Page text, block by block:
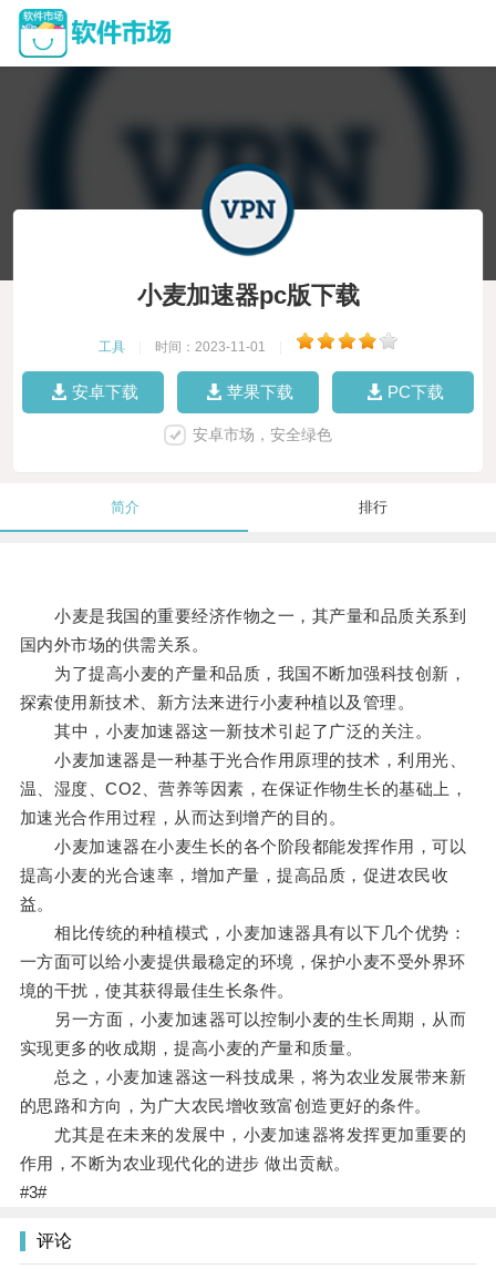
小麦加速器pc版下载
工具 时间：2023-11-01
安卓下载 苹果下载 PC下载
安卓市场，安全绿色
简介 排行
小麦是我国的重要经济作物之一，其产量和品质关系到
国内外市场的供需关系。
为了提高小麦的产量和品质，我国不断加强科技创新，
探索使用新技术、新方法来进行小麦种植以及管理。
其中，小麦加速器这一新技术引起了广泛的关注。
小麦加速器是一种基于光合作用原理的技术，利用光、
温、湿度、CO2、营养等因素，在保证作物生长的基础上，
加速光合作用过程，从而达到增产的目的。
小麦加速器在小麦生长的各个阶段都能发挥作用，可以
提高小麦的光合速率，增加产量，提高品质，促进农民收
益。
相比传统的种植模式，小麦加速器具有以下几个优势：
一方面可以给小麦提供最稳定的环境，保护小麦不受外界环
境的干扰，使其获得最佳生长条件。
另一方面，小麦加速器可以控制小麦的生长周期，从而
实现更多的收成期，提高小麦的产量和质量。
总之，小麦加速器这一科技成果，将为农业发展带来新
的思路和方向，为广大农民增收致富创造更好的条件。
尤其是在未来的发展中，小麦加速器将发挥更加重要的
作用，不断为农业现代化的进步 做出贡献。
#3#
评论